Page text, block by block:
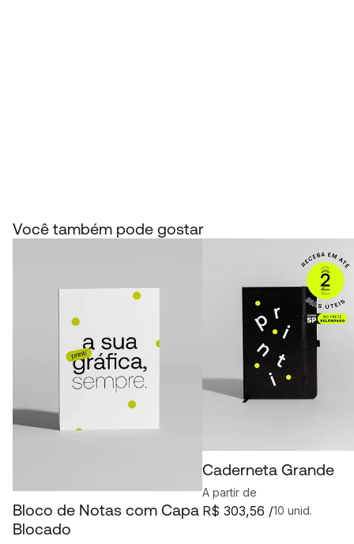
Você também pode gostar
Bloco de Notas com Capa
Blocado
Caderneta Grande
A partir de
10 unid.
R$ 303,56 /